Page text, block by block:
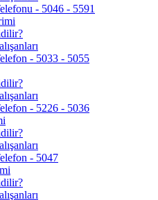
- 5046 - 5591
- 5033 - 5055
- 5226 - 5036
- 5047